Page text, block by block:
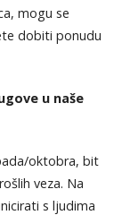
mogu se
dobiti ponudu
u naše
oktobra, bit
veza. Na
s ljudima